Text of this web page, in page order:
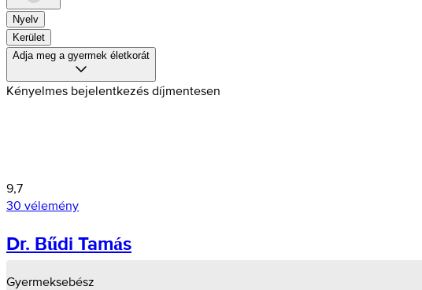
Nyelv
Kerület
Adja meg a gyermek életkorát
Kényelmes bejelentkezés díjmentesen
9,7
30 vélemény
Dr. Bűdi Tamás
Gyermeksebész